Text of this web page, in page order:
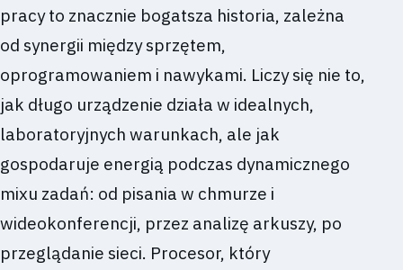
pracy to znacznie bogatsza historia, zależna
od synergii między sprzętem,
oprogramowaniem i nawykami. Liczy się nie to,
jak długo urządzenie działa w idealnych,
laboratoryjnych warunkach, ale jak
gospodaruje energią podczas dynamicznego
mixu zadań: od pisania w chmurze i
wideokonferencji, przez analizę arkuszy, po
przeglądanie sieci. Procesor, który